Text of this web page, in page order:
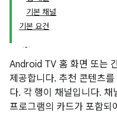
기본 채널
기본 요건
Android TV 홈 화면 또는
제공합니다. 추천 콘텐츠를
다. 각 행이 채널입니다.
프로그램의 카드가 포함되